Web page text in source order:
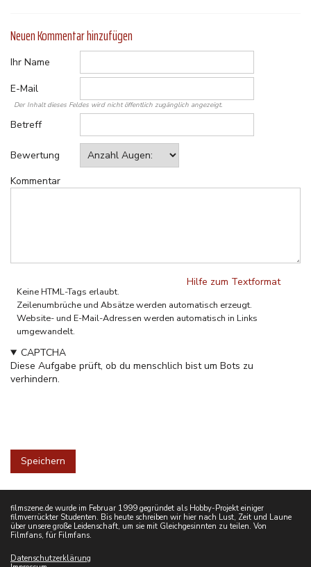
Neuen Kommentar hinzufügen
Ihr Name
E-Mail
Der Inhalt dieses Feldes wird nicht öffentlich zugänglich angezeigt.
Betreff
Bewertung
Kommentar
Hilfe zum Textformat
Keine HTML-Tags erlaubt.
Zeilenumbrüche und Absätze werden automatisch erzeugt.
Website- und E-Mail-Adressen werden automatisch in Links
umgewandelt.
CAPTCHA
Diese Aufgabe prüft, ob du menschlich bist um Bots zu
verhindern.
filmszene.de wurde im Februar 1999 gegründet als Hobby-Projekt einiger
filmverrückter Studenten. Bis heute schreiben wir hier nach Lust, Zeit und Laune
über unsere große Leidenschaft, um sie mit Gleichgesinnten zu teilen. Von
Filmfans, für Filmfans.
Datenschutzerklärung